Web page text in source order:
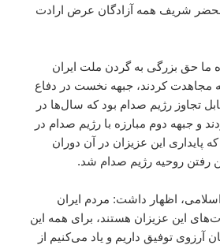
شریف همه آزادگان عرض ارادت
ما حق بزرگی به گردن ملت ایران
مجاهدت کردند، جبهه نخست در دفاع
تجاوز رژیم صدام بود که سال‌ها در
و جبهه دوم مبارزه با رژیم صدام در
پایداری این عزیزان در آن دوران
رفتن روحیه رژیم صدام شد.
اظهار داشت: مردم ایران
این عزیزان هستند، برای همه این
آرزوی توفیق داریم و یاد می‌کنیم از